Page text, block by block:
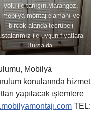
yolu ile tanışın.Marangoz,
mobilya montaj elamanı ve
birçok alanda tecrübeli
ile uygun fiyatlara
Bursa’da.
Mobilya
konularında hizmet
yapılacak işlemlere
TEL: